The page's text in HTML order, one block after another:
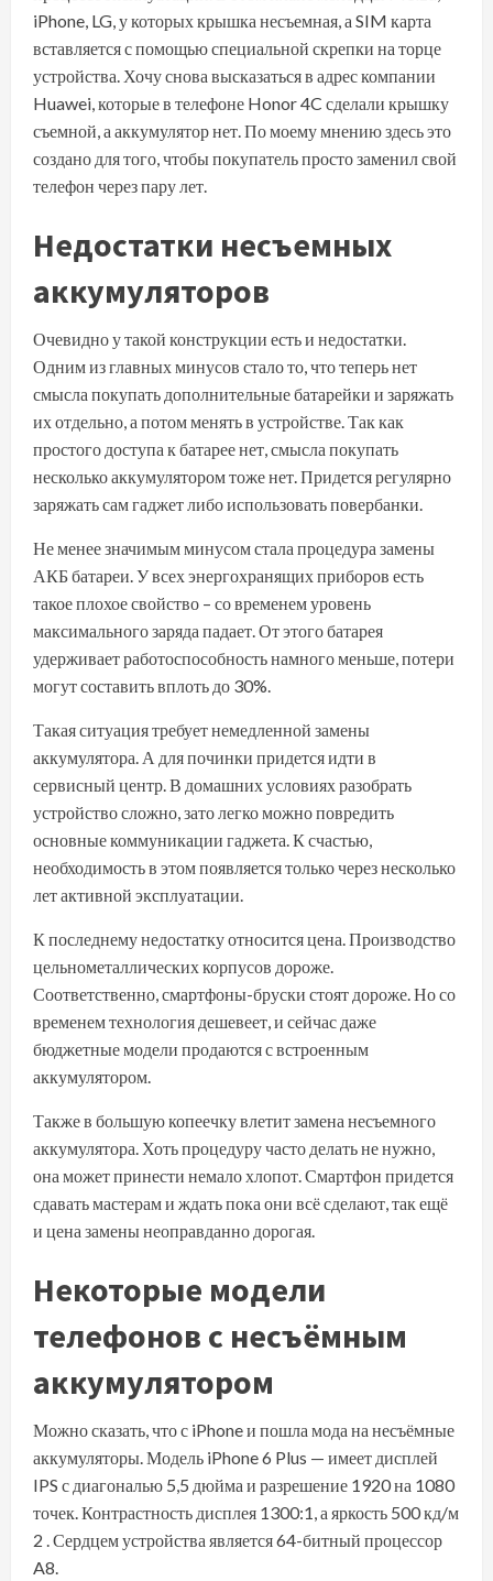
iPhone, LG, у которых крышка несъемная, а SIM карта
вставляется с помощью специальной скрепки на торце
устройства. Хочу снова высказаться в адрес компании
Huawei, которые в телефоне Honor 4C сделали крышку
съемной, а аккумулятор нет. По моему мнению здесь это
создано для того, чтобы покупатель просто заменил свой
телефон через пару лет.
Недостатки несъемных
аккумуляторов
Очевидно у такой конструкции есть и недостатки.
Одним из главных минусов стало то, что теперь нет
смысла покупать дополнительные батарейки и заряжать
их отдельно, а потом менять в устройстве. Так как
простого доступа к батарее нет, смысла покупать
несколько аккумулятором тоже нет. Придется регулярно
заряжать сам гаджет либо использовать повербанки.
Не менее значимым минусом стала процедура замены
АКБ батареи. У всех энергохранящих приборов есть
такое плохое свойство – со временем уровень
максимального заряда падает. От этого батарея
удерживает работоспособность намного меньше, потери
могут составить вплоть до 30%.
Такая ситуация требует немедленной замены
аккумулятора. А для починки придется идти в
сервисный центр. В домашних условиях разобрать
устройство сложно, зато легко можно повредить
основные коммуникации гаджета. К счастью,
необходимость в этом появляется только через несколько
лет активной эксплуатации.
К последнему недостатку относится цена. Производство
цельнометаллических корпусов дороже.
Соответственно, смартфоны-бруски стоят дороже. Но со
временем технология дешевеет, и сейчас даже
бюджетные модели продаются с встроенным
аккумулятором.
Также в большую копеечку влетит замена несъемного
аккумулятора. Хоть процедуру часто делать не нужно,
она может принести немало хлопот. Смартфон придется
сдавать мастерам и ждать пока они всё сделают, так ещё
и цена замены неоправданно дорогая.
Некоторые модели
телефонов с несъёмным
аккумулятором
Можно сказать, что с iPhone и пошла мода на несъёмные
аккумуляторы. Модель iPhone 6 Plus — имеет дисплей
IPS с диагональю 5,5 дюйма и разрешение 1920 на 1080
точек. Контрастность дисплея 1300:1, а яркость 500 кд/м
2 . Сердцем устройства является 64-битный процессор
A8.